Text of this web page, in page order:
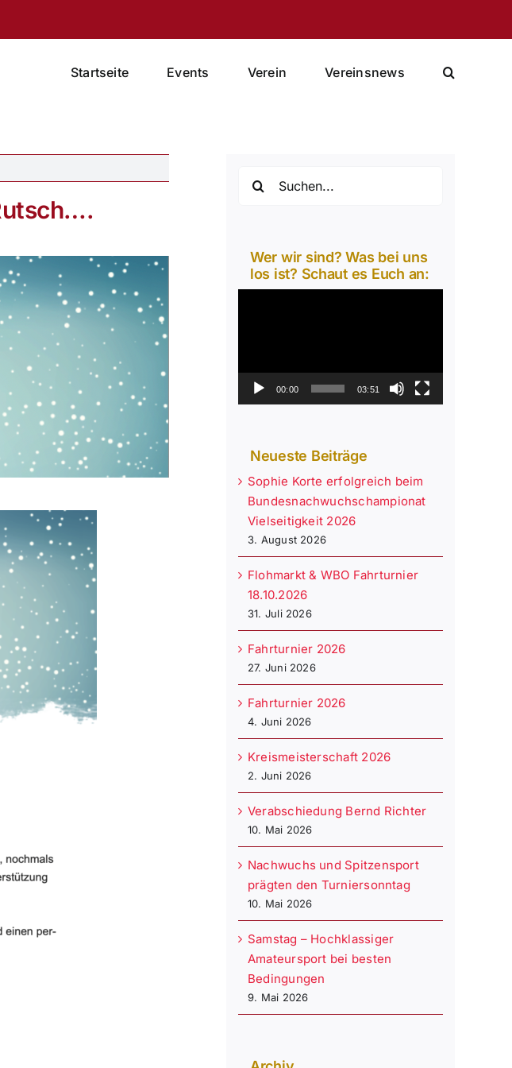
Startseite Events Verein Vereinsnews
nach:
Wer wir sind? Was bei uns
los ist? Schaut es Euch an:
00:00 03:51
Neueste Beiträge
Sophie Korte erfolgreich beim
Bundesnachwuchschampionat
Vielseitigkeit 2026
3. August 2026
Flohmarkt & WBO Fahrturnier
18.10.2026
31. Juli 2026
Fahrturnier 2026
27. Juni 2026
Fahrturnier 2026
4. Juni 2026
Kreismeisterschaft 2026
2. Juni 2026
Verabschiedung Bernd Richter
10. Mai 2026
Nachwuchs und Spitzensport
prägten den Turniersonntag
10. Mai 2026
Samstag – Hochklassiger
Amateursport bei besten
Bedingungen
9. Mai 2026